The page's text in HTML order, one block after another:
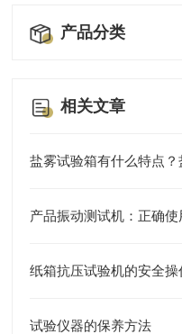
产品分类
相关文章
盐雾试验箱有什么特点
产品振动测试机：正确
纸箱抗压试验机的安全操
试验仪器的保养方法